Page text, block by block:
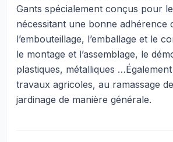
Gants spécialement conçus pour
nécessitant une bonne adhérence
l’embouteillage, l’emballage et le
le montage et l’assemblage, le
plastiques, métalliques
travaux agricoles, au ramassage
jardinage de manière générale.